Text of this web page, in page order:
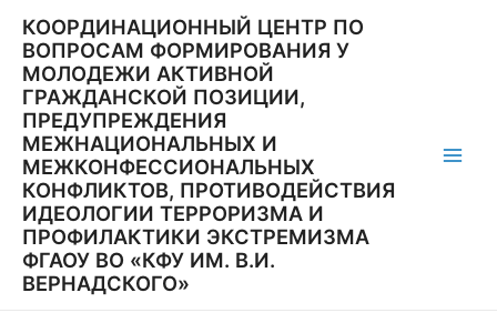
содержимому
КООРДИНАЦИОННЫЙ ЦЕНТР ПО
ВОПРОСАМ ФОРМИРОВАНИЯ У
МОЛОДЕЖИ АКТИВНОЙ
ГРАЖДАНСКОЙ ПОЗИЦИИ,
ПРЕДУПРЕЖДЕНИЯ
МЕЖНАЦИОНАЛЬНЫХ И
МЕЖКОНФЕССИОНАЛЬНЫХ
КОНФЛИКТОВ, ПРОТИВОДЕЙСТВИЯ
ИДЕОЛОГИИ ТЕРРОРИЗМА И
ПРОФИЛАКТИКИ ЭКСТРЕМИЗМА
ФГАОУ ВО «КФУ ИМ. В.И.
ВЕРНАДСКОГО»